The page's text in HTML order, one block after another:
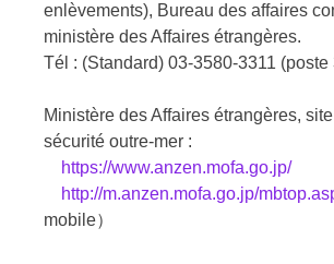
enlèvements), Bureau des affaires
ministère des Affaires étrangères.
Tél : (Standard) 03-3580-3311 (poste
Ministère des Affaires étrangères,
sécurité outre-mer :
https://www.anzen.mofa.go.jp/
http://m.anzen.mofa.go.jp/
mobile）